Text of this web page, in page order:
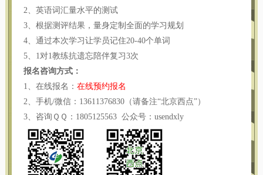
2、英语词汇量水平的测试
3、根据测评结果，量身定制全面的学习规划
4、通过本次学习让学员记住20-40个单词
5、1对1教练抗遗忘陪伴复习3次
报名咨询方式：
1、在线报名： 在线预约报名
2、手机/微信：13611376830（请备注“北京西点”）
3、咨询ＱＱ：1805125563 公众号：usendxly